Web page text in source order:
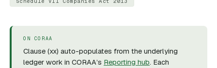
ON CORAA
Clause (xx) auto-populates from the underlying
ledger work in CORAA’s Reporting hub. Each